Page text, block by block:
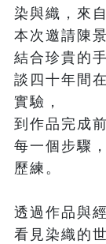
染與織，來
本次邀請陳
結合珍貴的
談四十年間
實驗，
到作品完成
每一個步驟
歷練。
透過作品與
看見染織的